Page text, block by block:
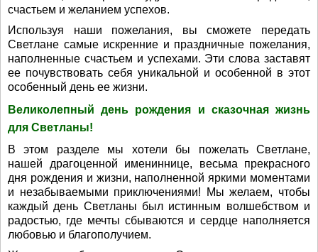
счастьем и желанием успехов.
Используя наши пожелания, вы сможете передать
Светлане самые искренние и праздничные пожелания,
наполненные счастьем и успехами. Эти слова заставят
ее почувствовать себя уникальной и особенной в этот
особенный день ее жизни.
Великолепный день рождения и сказочная жизнь
для Светланы!
В этом разделе мы хотели бы пожелать Светлане,
нашей драгоценной имениннице, весьма прекрасного
дня рождения и жизни, наполненной яркими моментами
и незабываемыми приключениями! Мы желаем, чтобы
каждый день Светланы был истинным волшебством и
радостью, где мечты сбываются и сердце наполняется
любовью и благополучием.